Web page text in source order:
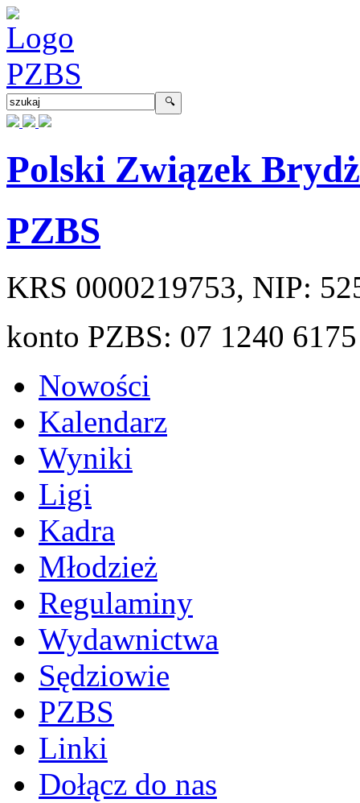
Polski Związek
PZBS
KRS 0000219753, NIP:
konto PZBS: 07 1240
Nowości
Kalendarz
Wyniki
Ligi
Kadra
Młodzież
Regulaminy
Wydawnictwa
Sędziowie
PZBS
Linki
Dołącz do nas